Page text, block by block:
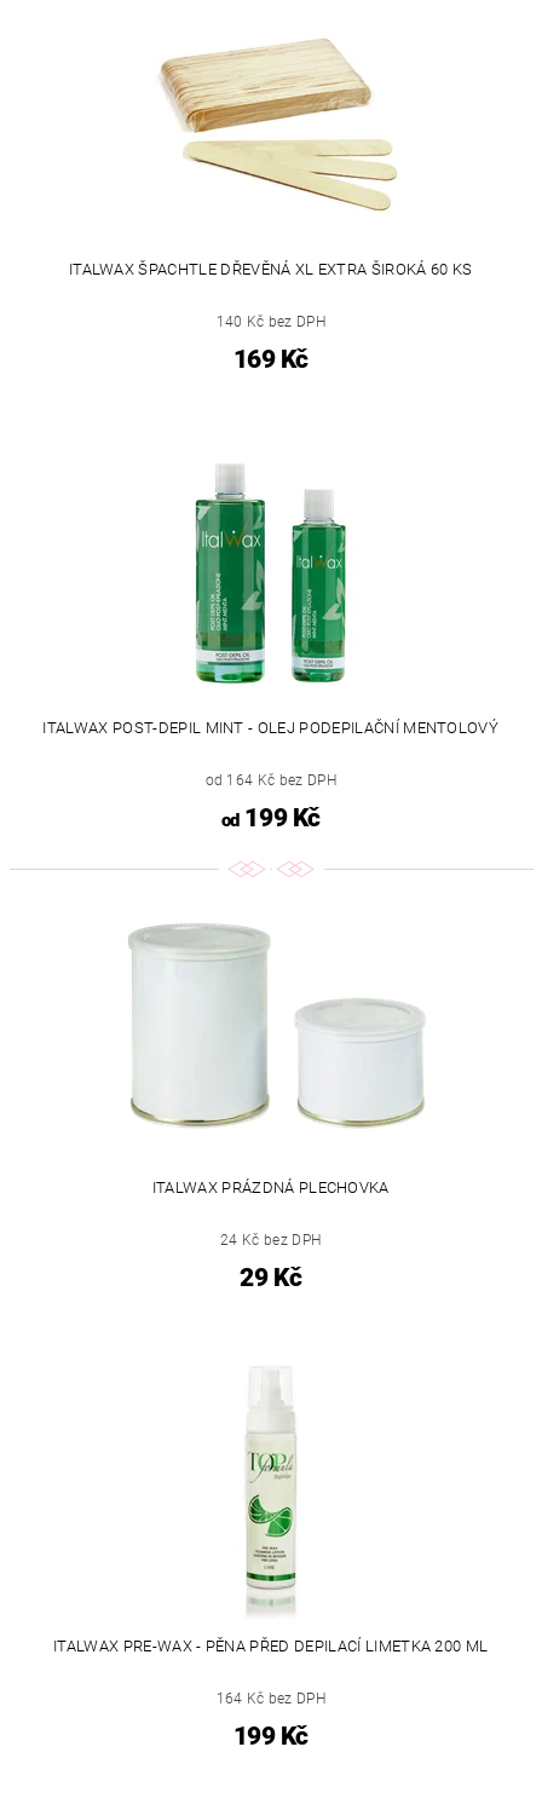
ITALWAX ŠPACHTLE DŘEVĚNÁ XL EXTRA ŠIROKÁ 60 KS
140 Kč bez DPH
169 Kč
ITALWAX POST-DEPIL MINT - OLEJ PODEPILAČNÍ MENTOLOVÝ
od 164 Kč bez DPH
od199 Kč
ITALWAX PRÁZDNÁ PLECHOVKA
24 Kč bez DPH
29 Kč
ITALWAX PRE-WAX - PĚNA PŘED DEPILACÍ LIMETKA 200 ML
164 Kč bez DPH
199 Kč